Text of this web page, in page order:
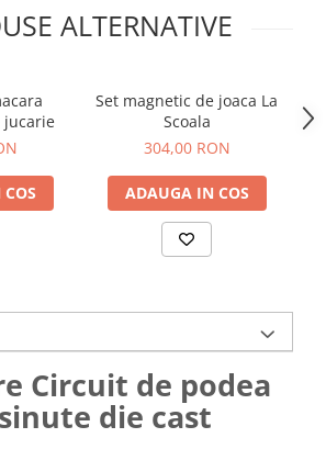
ALTERNATIVE
Set magnetic de joaca La
Scoala
304,00 RON
ADAUGA IN COS
Circuit de podea
die cast